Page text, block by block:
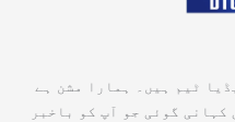
ٹیم ہیں۔ ہمارا مشن ہے
گوئی جو آپ کو باخبر